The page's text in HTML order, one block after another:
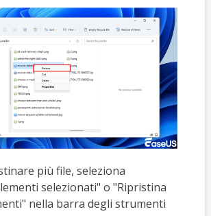
più file, seleziona
selezionati" o "Ripristina
nella barra degli strumenti